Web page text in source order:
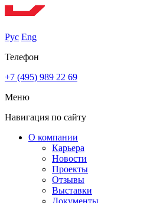
Рус Eng
Телефон
+7 (495) 989 22 69
Меню
Навигация по сайту
О компании
Карьера
Новости
Проекты
Отзывы
Выставки